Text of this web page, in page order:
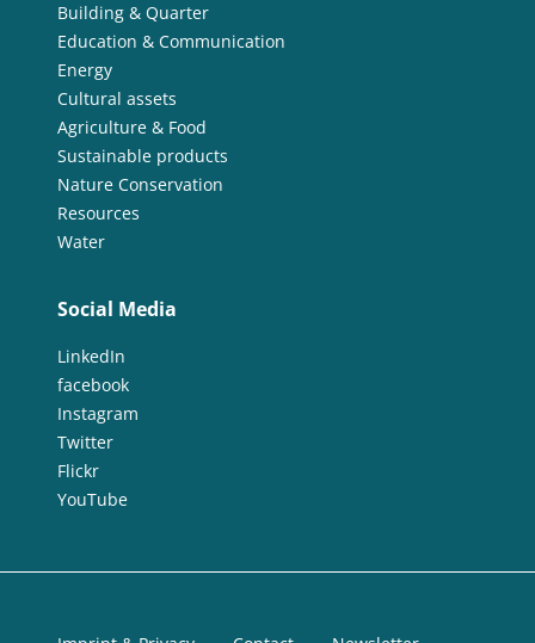
Building & Quarter
Education & Communication
Energy
Cultural assets
Agriculture & Food
Sustainable products
Nature Conservation
Resources
Water
Social Media
LinkedIn
facebook
Instagram
Twitter
Flickr
YouTube